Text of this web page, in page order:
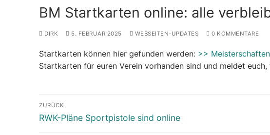
BM Startkarten online: alle
DIRK 5. FEBRUAR 2025 WEBSEITEN-UPDATES 0 KOMMENTARE
Startkarten können hier gefunden werden: >>
Startkarten für euren Verein vorhanden sind und meldet
Beitragsnavigation
ZURÜCK
Vorheriger
RWK-Pläne Sportpistole sind online